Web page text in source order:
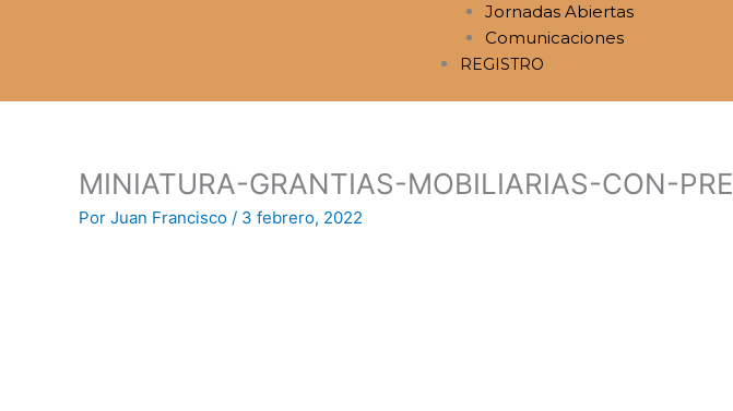
Jornadas Abiertas
Comunicaciones
REGISTRO
MINIATURA-GRANTIAS-MOBILIARIAS-CON-
Por Juan Francisco / 3 febrero, 2022